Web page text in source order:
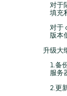
对于
填充
对于
版本
升级大
1.备
服务
2.更